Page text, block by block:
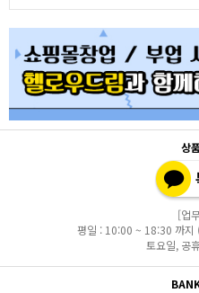
상
[업
평일 : 10:00 ~ 18:30 까
토요일, 공